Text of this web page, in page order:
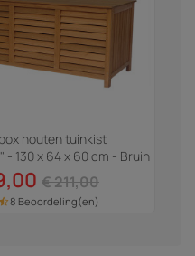
houten tuinkist
- 130 x 64 x 60 cm - Bruin
€ 211,00
8 Beoordeling(en)